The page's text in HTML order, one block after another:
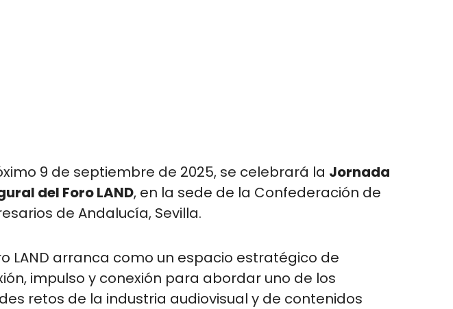
9 de septiembre de 2025, se celebrará la Jornada
del Foro LAND, en la sede de la Confederación de
de Andalucía, Sevilla.
LAND arranca como un espacio estratégico de
impulso y conexión para abordar uno de los
retos de la industria audiovisual y de contenidos